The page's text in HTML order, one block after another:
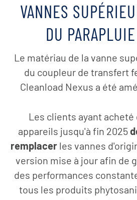
VANNES
DU PARAPLUIE
Le matériau de la vanne
du coupleur de transfert
Cleanload Nexus a été
Les clients ayant acheté
appareils jusqu'à fin 2025
remplacerles vannes
version mise à jour afin de
des performances
tous les produits